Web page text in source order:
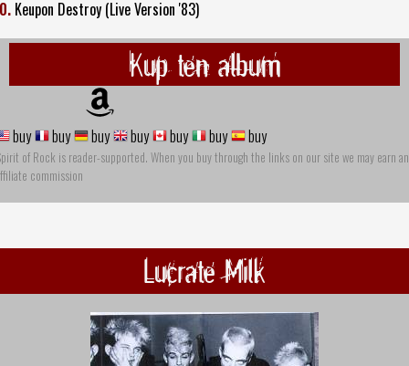
Keupon Destroy (Live Version '83)
Kup ten album
buy buy buy buy buy buy buy
of Rock is reader-supported. When you buy through the links on our site we may earn an
commission
Lucrate Milk